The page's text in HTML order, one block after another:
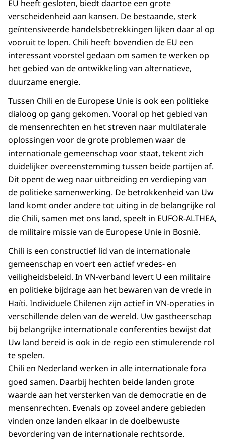
EU heeft gesloten, biedt daartoe een grote
verscheidenheid aan kansen. De bestaande, sterk
geïntensiveerde handelsbetrekkingen lijken daar al op
vooruit te lopen. Chili heeft bovendien de EU een
interessant voorstel gedaan om samen te werken op
het gebied van de ontwikkeling van alternatieve,
duurzame energie.
Tussen Chili en de Europese Unie is ook een politieke
dialoog op gang gekomen. Vooral op het gebied van
de mensenrechten en het streven naar multilaterale
oplossingen voor de grote problemen waar de
internationale gemeenschap voor staat, tekent zich
duidelijker overeenstemming tussen beide partijen af.
Dit opent de weg naar uitbreiding en verdieping van
de politieke samenwerking. De betrokkenheid van Uw
land komt onder andere tot uiting in de belangrijke rol
die Chili, samen met ons land, speelt in EUFOR-ALTHEA,
de militaire missie van de Europese Unie in Bosnië.
Chili is een constructief lid van de internationale
gemeenschap en voert een actief vredes- en
veiligheidsbeleid. In VN-verband levert U een militaire
en politieke bijdrage aan het bewaren van de vrede in
Haïti. Individuele Chilenen zijn actief in VN-operaties in
verschillende delen van de wereld. Uw gastheerschap
bij belangrijke internationale conferenties bewijst dat
Uw land bereid is ook in de regio een stimulerende rol
te spelen.
Chili en Nederland werken in alle internationale fora
goed samen. Daarbij hechten beide landen grote
waarde aan het versterken van de democratie en de
mensenrechten. Evenals op zoveel andere gebieden
vinden onze landen elkaar in de doelbewuste
bevordering van de internationale rechtsorde.